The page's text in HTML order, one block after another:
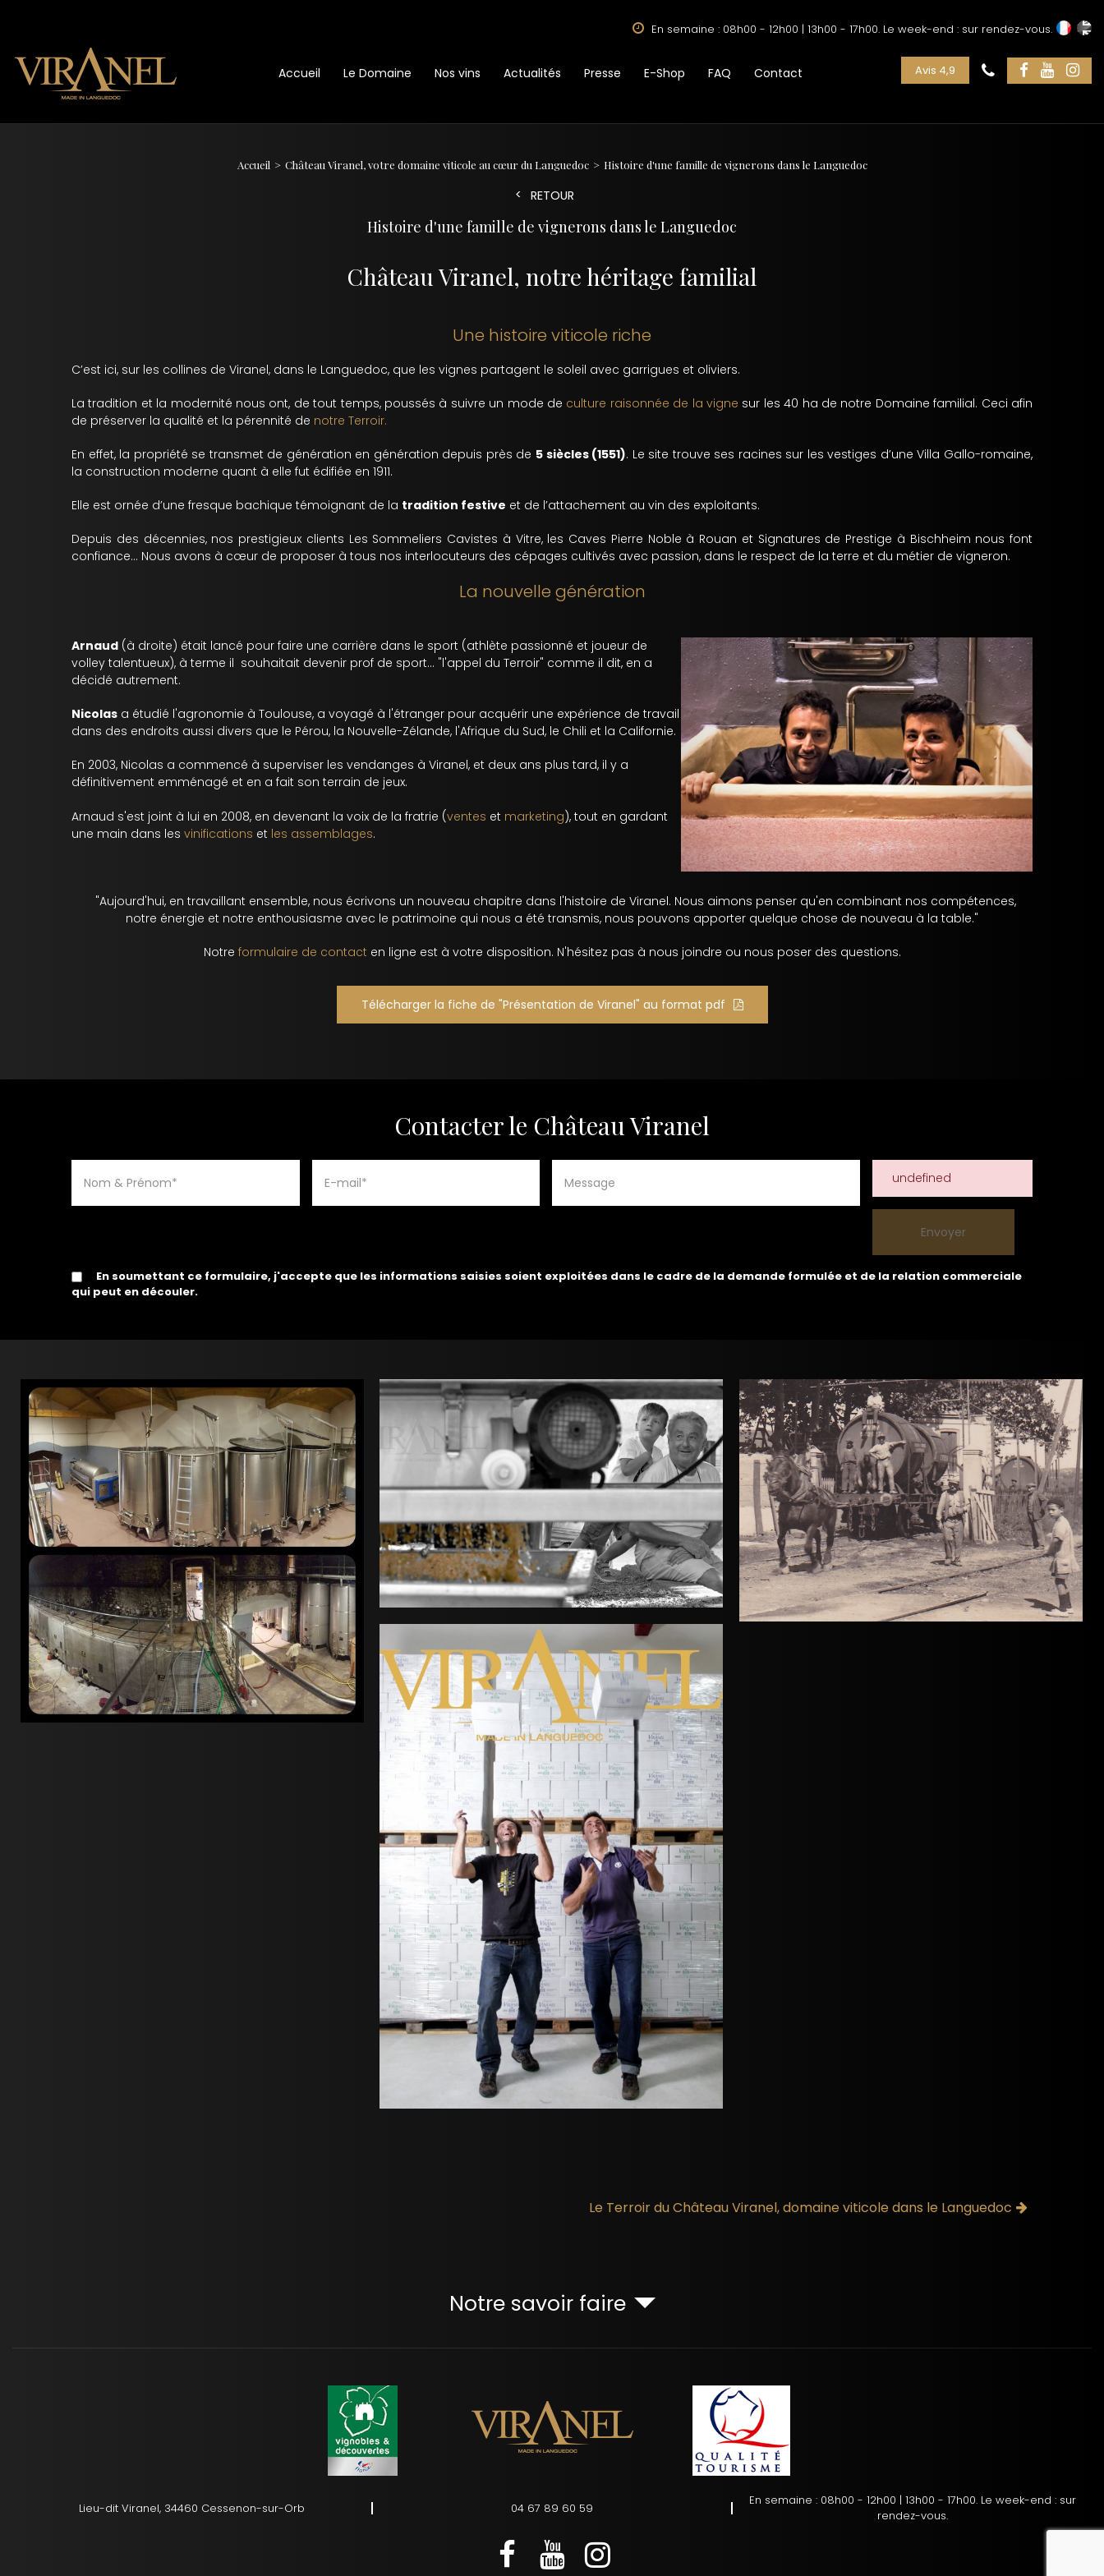
En semaine : 08h00 - 12h00 | 13h00 - 17h00. Le week-end : sur rendez-vous.
Accueil Le Domaine Nos vins Actualités Presse E-Shop FAQ Contact Avis 4,9
Accueil Château Viranel, votre domaine viticole au cœur du Languedoc Histoire d'une famille de vignerons dans le Languedoc
RETOUR
Histoire d'une famille de vignerons dans le Languedoc
Château Viranel, notre héritage familial
Une histoire viticole riche
C’est ici, sur les collines de Viranel, dans le Languedoc, que les vignes partagent le soleil avec garrigues et oliviers.
La tradition et la modernité nous ont, de tout temps, poussés à suivre un mode de culture raisonnée de la vigne sur les 40 ha de notre Domaine familial. Ceci afin
de préserver la qualité et la pérennité de notre Terroir.
En effet, la propriété se transmet de génération en génération depuis près de 5 siècles (1551). Le site trouve ses racines sur les vestiges d’une Villa Gallo-romaine,
la construction moderne quant à elle fut édifiée en 1911.
Elle est ornée d’une fresque bachique témoignant de la tradition festive et de l’attachement au vin des exploitants.
Depuis des décennies, nos prestigieux clients Les Sommeliers Cavistes à Vitre, les Caves Pierre Noble à Rouan et Signatures de Prestige à Bischheim nous font
confiance... Nous avons à cœur de proposer à tous nos interlocuteurs des cépages cultivés avec passion, dans le respect de la terre et du métier de vigneron.
La nouvelle génération
Arnaud (à droite) était lancé pour faire une carrière dans le sport (athlète passionné et joueur de
volley talentueux), à terme il souhaitait devenir prof de sport... "l'appel du Terroir" comme il dit, en a
décidé autrement.
Nicolas a étudié l'agronomie à Toulouse, a voyagé à l'étranger pour acquérir une expérience de travail
dans des endroits aussi divers que le Pérou, la Nouvelle-Zélande, l'Afrique du Sud, le Chili et la Californie.
En 2003, Nicolas a commencé à superviser les vendanges à Viranel, et deux ans plus tard, il y a
définitivement emménagé et en a fait son terrain de jeux.
Arnaud s'est joint à lui en 2008, en devenant la voix de la fratrie (ventes et marketing), tout en gardant
une main dans les vinifications et les assemblages.
"Aujourd'hui, en travaillant ensemble, nous écrivons un nouveau chapitre dans l'histoire de Viranel. Nous aimons penser qu'en combinant nos compétences,
notre énergie et notre enthousiasme avec le patrimoine qui nous a été transmis, nous pouvons apporter quelque chose de nouveau à la table."
Notre formulaire de contact en ligne est à votre disposition. N'hésitez pas à nous joindre ou nous poser des questions.
Télécharger la fiche de "Présentation de Viranel" au format pdf
Contacter le Château Viranel
undefined
En soumettant ce formulaire, j'accepte que les informations saisies soient exploitées dans le cadre de la demande formulée et de la relation commerciale
qui peut en découler.
Le Terroir du Château Viranel, domaine viticole dans le Languedoc
Notre savoir faire
Lieu-dit Viranel, 34460 Cessenon-sur-Orb 04 67 89 60 59
En semaine : 08h00 - 12h00 | 13h00 - 17h00. Le week-end : sur
rendez-vous.